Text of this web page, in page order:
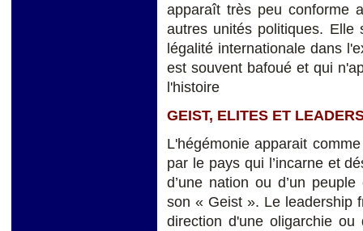
apparaît très peu conforme
autres unités politiques. Elle
légalité internationale dans
est souvent bafoué et qui
l'histoire
GEIST, ELITES ET
L'hégémonie apparait
par le pays qui l’incarne et
d’une nation ou d’un
son « Geist ». Le leadership
direction d'une oligarchie